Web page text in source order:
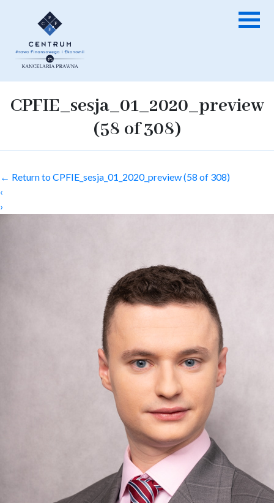
CPFIE_sesja_01_2020_preview
(58 of 308)
← Return to CPFIE_sesja_01_2020_preview (58 of 308)
‹
›